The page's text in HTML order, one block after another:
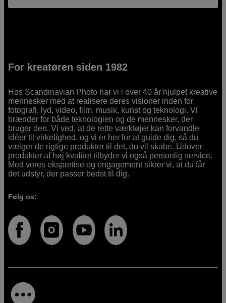
For kreatøren siden 1982
Hos Scandinavian Photo har vi i over 40 år hjulpet kreative
mennesker med at realisere deres visioner inden for
fotografi, lyd, video, film, musik, kunst og teknologi. Vi
brænder for både teknologien og de mennesker, der
bruger den. Vi ved, at de rette værktøjer kan forvandle
idéer til virkelighed, og vi er her for at guide dig, så du
vælger de rigtige produkter til det, du vil skabe. Udover
produkter af høj kvalitet tilbyder vi også personlig service.
Med vores ekspertise og engagement sikrer vi, at du får
det udstyr, der passer bedst til dig.
Følg os: